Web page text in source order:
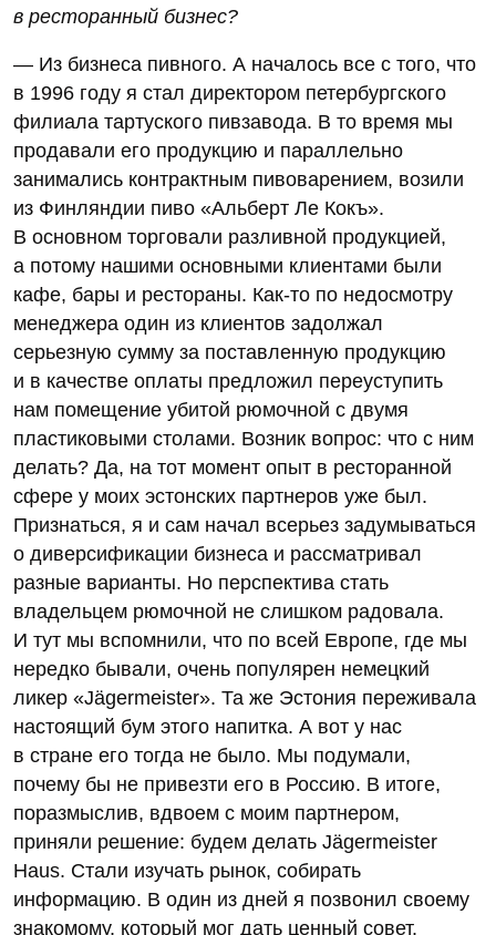
в ресторанный бизнес?
— Из бизнеса пивного. А началось все с того, что
в 1996 году я стал директором петербургского
филиала тартуского пивзавода. В то время мы
продавали его продукцию и параллельно
занимались контрактным пивоварением, возили
из Финляндии пиво «Альберт Ле Кокъ».
В основном торговали разливной продукцией,
а потому нашими основными клиентами были
кафе, бары и рестораны. Как-то по недосмотру
менеджера один из клиентов задолжал
серьезную сумму за поставленную продукцию
и в качестве оплаты предложил переуступить
нам помещение убитой рюмочной с двумя
пластиковыми столами. Возник вопрос: что с ним
делать? Да, на тот момент опыт в ресторанной
сфере у моих эстонских партнеров уже был.
Признаться, я и сам начал всерьез задумываться
о диверсификации бизнеса и рассматривал
разные варианты. Но перспектива стать
владельцем рюмочной не слишком радовала.
И тут мы вспомнили, что по всей Европе, где мы
нередко бывали, очень популярен немецкий
ликер «Jägermeister». Та же Эстония переживала
настоящий бум этого напитка. А вот у нас
в стране его тогда не было. Мы подумали,
почему бы не привезти его в Россию. В итоге,
поразмыслив, вдвоем с моим партнером,
приняли решение: будем делать Jägermeister
Haus. Стали изучать рынок, собирать
информацию. В один из дней я позвонил своему
знакомому, который мог дать ценный совет.